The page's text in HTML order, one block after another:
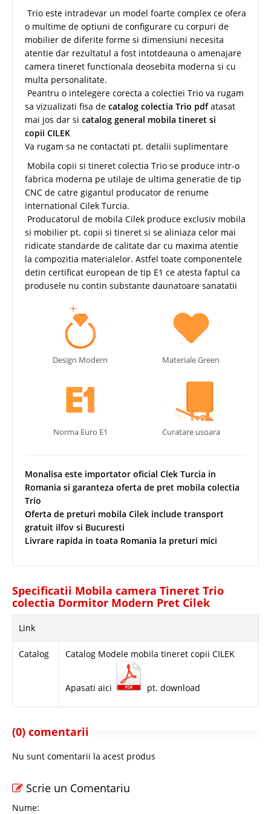
Trio este intradevar un model foarte complex ce ofera
o multime de optiuni de configurare cu corpuri de
mobilier de diferite forme si dimensiuni necesita
atentie dar rezultatul a fost intotdeauna o amenajare
camera tineret functionala deosebita moderna si cu
multa personalitate.
Peantru o intelegere corecta a colectiei Trio va rugam
sa vizualizati fisa de catalog colectia Trio pdfatasat
mai jos dar si catalog general mobila tineret si
copii CILEK
Va rugam sa ne contactati pt. detalii suplimentare
Mobila copii si tineret colectia Trio se produce intr-o
fabrica moderna pe utilaje de ultima generatie de tip
CNC de catre gigantul producator de renume
international Cilek Turcia.
Producatorul de mobila Cilek produce exclusiv mobila
si mobilier pt. copii si tineret si se aliniaza celor mai
ridicate standarde de calitate dar cu maxima atentie
la compozitia materialelor. Astfel toate componentele
detin certificat european de tip E1 ce atesta faptul ca
produsele nu contin substante daunatoare sanatatii
Design Modern Materiale Green
Norma Euro E1 Curatare usoara
Monalisa este importator oficial Clek Turcia in
Romania si garanteza oferta de pret mobila colectia
Trio
Oferta de preturi mobila Cilek include transport
gratuit ilfov si Bucuresti
Livrare rapida in toata Romania la preturi mici
Specificatii Mobila camera Tineret Trio
colectia Dormitor Modern Pret Cilek
Link
Catalog Catalog Modele mobila tineret copii CILEK
Apasati aici pt. download
(0) comentarii
Nu sunt comentarii la acest produs
Scrie un Comentariu
Nume: